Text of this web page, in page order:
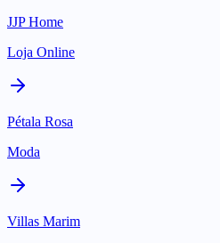
JJP Home
Loja Online
Pétala Rosa
Moda
Villas Marim